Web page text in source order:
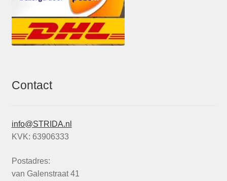
Contact
info@STRIDA.nl
KVK: 63906333
Postadres:
van Galenstraat 41